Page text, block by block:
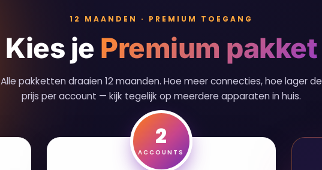
12 MAANDEN · PREMIUM TOEGANG
Kies je Premium pakket
Alle pakketten draaien 12 maanden. Hoe meer connecties, hoe lager de
prijs per account — kijk tegelijk op meerdere apparaten in huis.
2
ACCOUNTS